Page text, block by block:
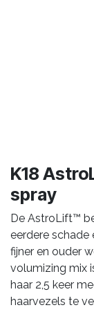
K18
spray
De AstroLift™
eerdere
fijner en ouder
volumizing mix
haar 2,5 keer
haarvezels te